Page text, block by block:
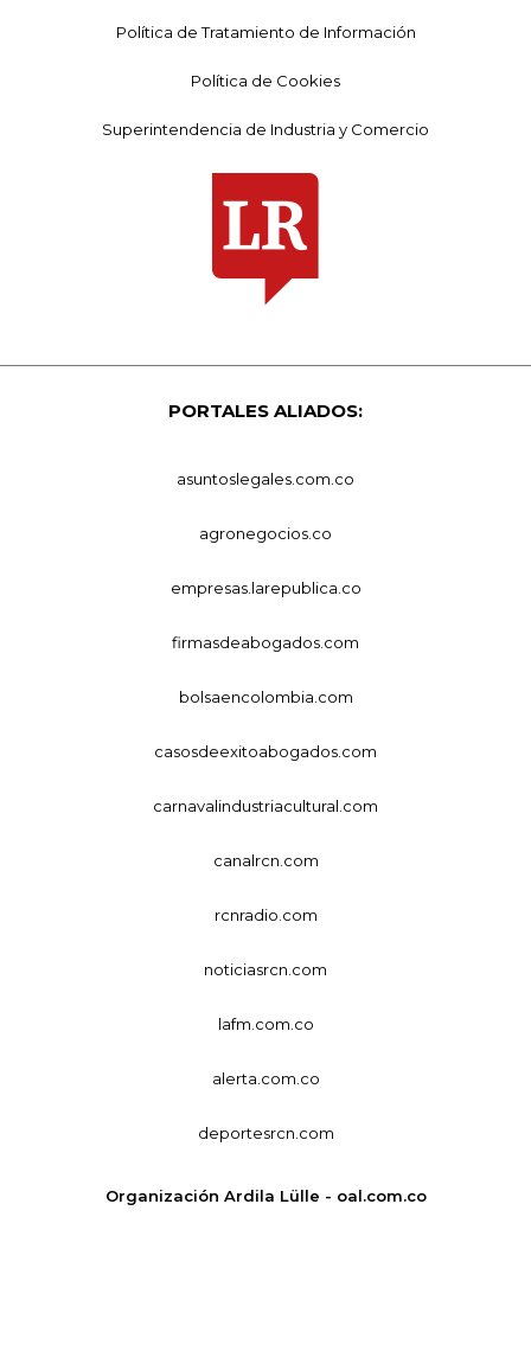
Política de Tratamiento de Información
Política de Cookies
Superintendencia de Industria y Comercio
PORTALES ALIADOS:
asuntoslegales.com.co
agronegocios.co
empresas.larepublica.co
firmasdeabogados.com
bolsaencolombia.com
casosdeexitoabogados.com
carnavalindustriacultural.com
canalrcn.com
rcnradio.com
noticiasrcn.com
lafm.com.co
alerta.com.co
deportesrcn.com
Organización Ardila Lülle - oal.com.co